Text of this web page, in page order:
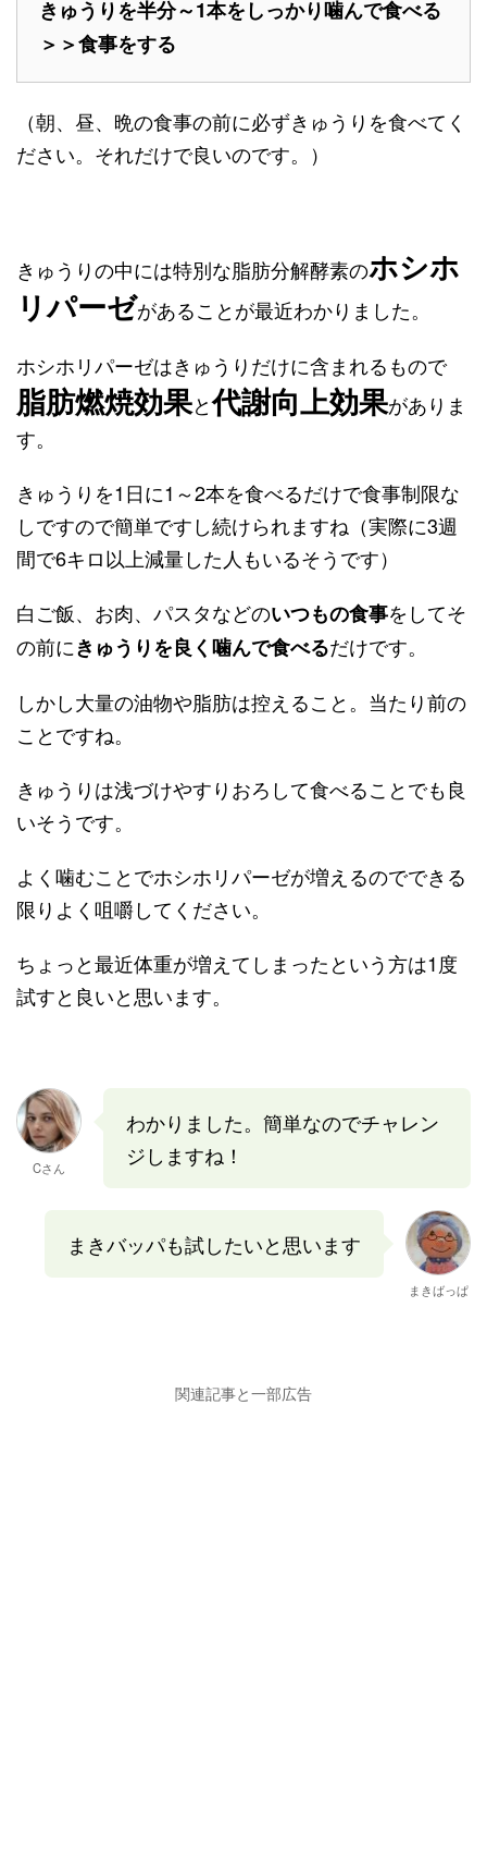
きゅうりを半分～1本をしっかり噛んで食べる
＞＞食事をする
（朝、昼、晩の食事の前に必ずきゅうりを食べてく
ださい。それだけで良いのです。）
きゅうりの中には特別な脂肪分解酵素のホシホ
リパーゼがあることが最近わかりました。
ホシホリパーゼはきゅうりだけに含まれるもので
脂肪燃焼効果と代謝向上効果がありま
す。
きゅうりを1日に1～2本を食べるだけで食事制限な
しですので簡単ですし続けられますね（実際に3週
間で6キロ以上減量した人もいるそうです）
白ご飯、お肉、パスタなどのいつもの食事をしてそ
の前にきゅうりを良く噛んで食べるだけです。
しかし大量の油物や脂肪は控えること。当たり前の
ことですね。
きゅうりは浅づけやすりおろして食べることでも良
いそうです。
よく噛むことでホシホリパーゼが増えるのでできる
限りよく咀嚼してください。
ちょっと最近体重が増えてしまったという方は1度
試すと良いと思います。
Cさん
わかりました。簡単なのでチャレン
ジしますね！
まきバッパも試したいと思います
まきばっぱ
関連記事と一部広告